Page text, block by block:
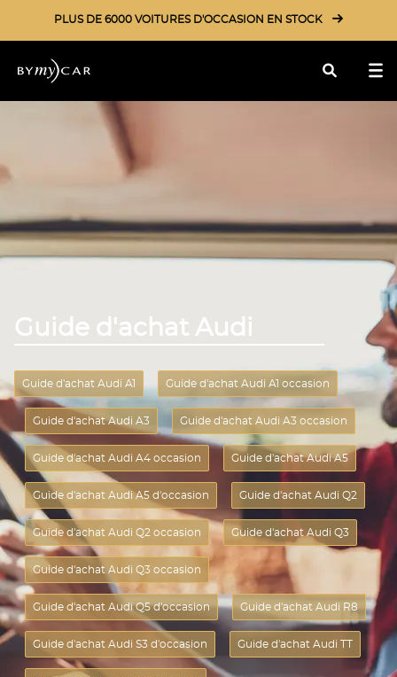
PLUS DE 6000 VOITURES D'OCCASION EN STOCK
Guide d'achat Audi
Guide d'achat Audi A1 Guide d'achat Audi A1 occasion
Guide d'achat Audi A3 Guide d'achat Audi A3 occasion
Guide d'achat Audi A4 occasion Guide d'achat Audi A5
Guide d'achat Audi A5 d'occasion Guide d'achat Audi Q2
Guide d'achat Audi Q2 occasion Guide d'achat Audi Q3
Guide d'achat Audi Q3 occasion
Guide d'achat Audi Q5 d'occasion Guide d'achat Audi R8
Guide d'achat Audi S3 d'occasion Guide d'achat Audi TT